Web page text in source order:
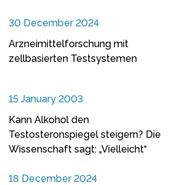
30 December 2024
Arzneimittelforschung mit
zellbasierten Testsystemen
15 January 2003
Kann Alkohol den
Testosteronspiegel steigern? Die
Wissenschaft sagt: „Vielleicht“
18 December 2024